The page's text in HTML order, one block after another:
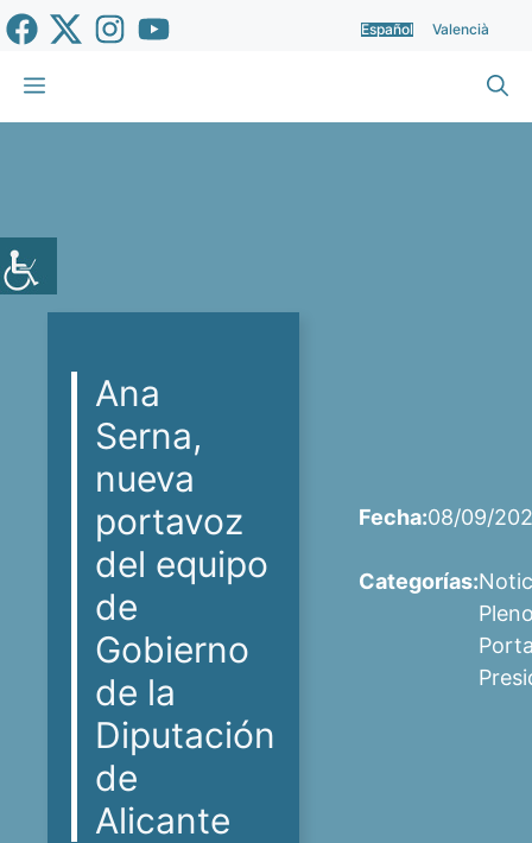
Saltar
al
contenido
Español Valencià
Menú
Ana
Serna,
nueva
portavoz
del equipo
de
Gobierno
de la
Diputación
de
Alicante
Fecha:08/09/
Categorías: